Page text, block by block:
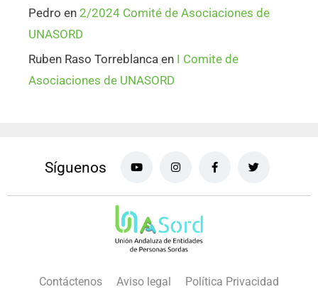
Pedro en 2/2024 Comité de Asociaciones de
UNASORD
Ruben Raso Torreblanca en I Comite de
Asociaciones de UNASORD
Síguenos
Contáctenos Aviso legal Política Privacidad